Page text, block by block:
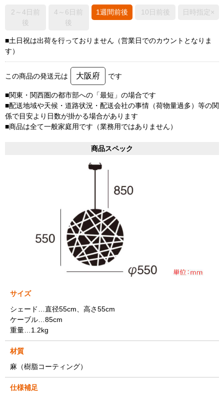
2～4日前
後
4～6日前
後
1週間前後 10日前後 日時指定×
■土日祝は出荷を行っておりません（営業日でのカウントとなりま
す）
この商品の発送元は 大阪府 です
■関東・関西圏の都市部への「最短」の場合です
■配送地域や天候・道路状況・配送会社の事情（荷物量過多）等の関
係で目安より日数が掛かる場合があります
■商品は全て一般家庭用です（業務用ではありません）
商品スペック
サイズ
シェード…直径55cm、高さ55cm
ケーブル…85cm
重量…1.2kg
材質
麻（樹脂コーティング）
仕様補足